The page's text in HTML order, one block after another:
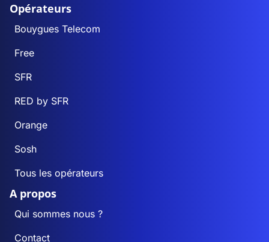
Opérateurs
Bouygues Telecom
Free
SFR
RED by SFR
Orange
Sosh
Tous les opérateurs
A propos
Qui sommes nous ?
Contact